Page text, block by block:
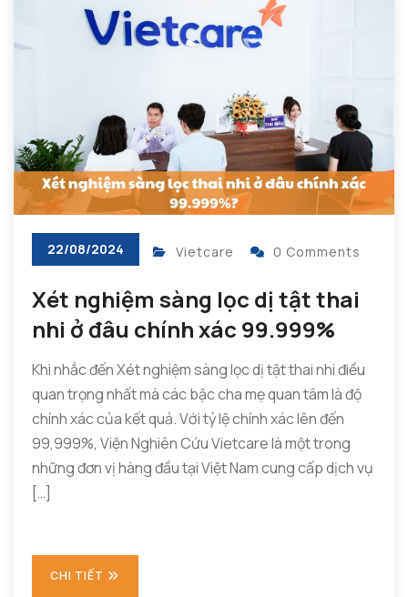
22/08/2024 Vietcare 0 Comments
Xét nghiệm sàng lọc dị tật thai
nhi ở đâu chính xác 99.999%
Khi nhắc đến Xét nghiệm sàng lọc dị tật thai nhi điều
quan trọng nhất mà các bậc cha mẹ quan tâm là độ
chính xác của kết quả. Với tỷ lệ chính xác lên đến
99,999%, Viện Nghiên Cứu Vietcare là một trong
những đơn vị hàng đầu tại Việt Nam cung cấp dịch vụ
[…]
CHI TIẾT